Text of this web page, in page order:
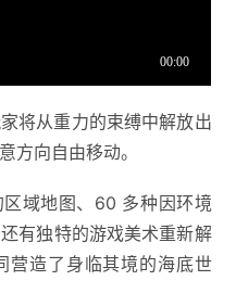
将从重力的束缚中解放出
方向自由移动。
域地图、60 多种因环境
有独特的游戏美术重新解
营造了身临其境的海底世